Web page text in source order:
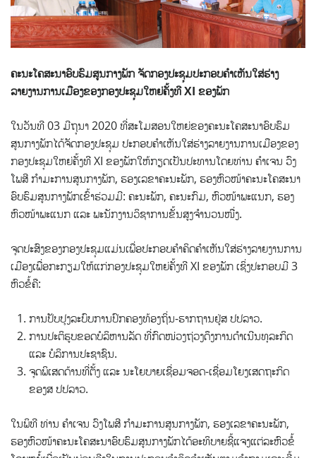
ຄະນະໂຄສະນາອົບຮົມສູນກາງພັກ ຈັດກອງປະຊຸມປະກອບຄຳເຫັນໃສ່ຮ່າງ
ລາຍງານການເມືອງຂອງກອງປະຊຸມໃຫຍ່ຄັ້ງທີXI ຂອງພັກ
ໃນວັນທີ 03 ມີຖຸນາ 2020 ທີ່ສະໂມສອນໃຫຍ່ຂອງຄະນະໂຄສະນາອົບຮົມ
ສູນກາງພັກໄດ້ຈັດກອງປະຊຸມ ປະກອບຄຳເຫັນໃສ່ຮ່າງລາຍງານການເມືອງຂອງ
ກອງປະຊຸມໃຫຍ່ຄັ້ງທີ XI ຂອງພັກໃຫ້ກຽດເປັນປະທານໂດຍທ່ານ ຄຳເຈນ ວົງ
ໂພສີ ກຳມະການສູນກາງພັກ, ຮອງເລຂາຄະນະພັກ, ຮອງຫົວໜ້າຄະນະໂຄສະນາ
ອົບຮົມສູນກາງພັກເຂົ້າຮ່ວມມີ: ຄະນະພັກ, ຄະນະກົມ, ຫົວໜ້າພະແນກ, ຮອງ
ຫົວໜ້າພະແນກ ແລະ ພະນັກງານວິຊາການຂັ້ນສູງຈຳນວນໜື່ງ.
ຈຸດປະສົງຂອງກອງປະຊຸມແມ່ນເພື່ອປະກອບຄຳຄິດຄຳເຫັນໃສ່ຮ່າງລາຍງານການ
ເມືອງເພື່ອກະກຽມໃຫ້ແກ່ກອງປະຊຸມໃຫຍ່ຄັ້ງທີ XI ຂອງພັກ ເຊິ່ງປະກອບມີ 3
ຫົວຂໍ້ຄື:
ການປັບປຸງລະບົບການປົກຄອງທ້ອງຖິ່ນ-ຮາກຖານຢູ່ສ ປປລາວ.
ການປະຕິຮູບຂອດບໍລິຫານລັດ ທີ່ກົດໜ່ວງຖ່ວງດຶງການດຳເນີນທຸລະກິດ
ແລະ ບໍລິການປະຊາຊົນ.
ຈຸດພິເສດດ້ານທີ່ຕັ້ງ ແລະ ນະໂຍບາຍເຊື່ອມຈອດ-ເຊື່ອມໂຍງເສດຖະກິດ
ຂອງສ ປປລາວ.
ໃນພິທີ ທ່ານ ຄຳເຈນ ວົງໂພສີ ກຳມະການສູນກາງພັກ, ຮອງເລຂາຄະນະພັກ,
ຮອງຫົວໜ້າຄະນະໂຄສະນາອົບຮົມສູນກາງພັກໄດ້ອະທິບາຍຊີ້ແຈງແຕ່ລະຫົວຂໍ້